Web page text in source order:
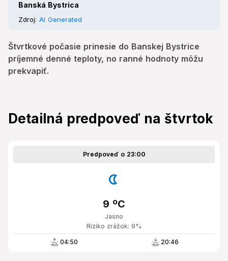
Banská Bystrica
Zdroj: AI Generated
Štvrtkové počasie prinesie do Banskej Bystrice
príjemné denné teploty, no ranné hodnoty môžu
prekvapiť.
Detailná predpoveď na štvrtok
Predpoveď o 23:00
Jasno
9 ºC
Riziko zrážok: 9%
04:50 20:46